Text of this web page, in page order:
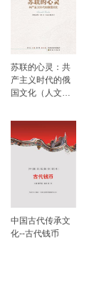
苏联的心灵：共
产主义时代的俄
国文化（人文与
中国古代传承文
化--古代钱币